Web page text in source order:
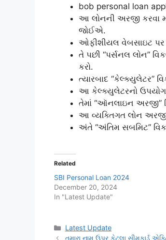
bob personal loan
આ લોનની અરજી કરવા
જોઈએ.
ઓફીશીયલ વેબસાઇટ પર
તે પછી “પર્સનલ લોન”
કરો.
ત્યારબાદ “કેલ્ક્યુલેટર”
આ કેલ્ક્યુલેટરનો ઉપયોગ
તેમાં “ઑનલાઇન અરજી”
આ વ્યક્તિગત લોન અરજી
અંતે “અંતિમ સબમિટ”
Related
SBI Personal Loan 2024
December 20, 2024
In "Latest Update"
Categories
Latest Update
તમારા નામ ઉપર કેટલા સીમકાર્ડ